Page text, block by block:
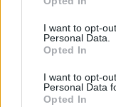
use your data for
consent section.
I want to opt-
Personal Data.
Opted In
I want to opt-
Personal Data
Opted In